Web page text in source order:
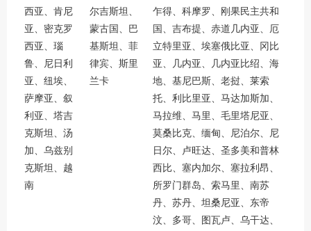
西亚、肯尼
亚、密克罗
西亚、瑙
鲁、尼日利
亚、纽埃、
萨摩亚、叙
利亚、塔吉
克斯坦、汤
加、乌兹别
克斯坦、越
南
尔吉斯坦、
蒙古国、巴
基斯坦、菲
律宾、斯里
兰卡
乍得、科摩罗、刚果民主共和
国、吉布提、赤道几内亚、厄
立特里亚、埃塞俄比亚、冈比
亚、几内亚、几内亚比绍、海
地、基尼巴斯、老挝、莱索
托、利比里亚、马达加斯加、
马拉维、马里、毛里塔尼亚、
莫桑比克、缅甸、尼泊尔、尼
日尔、卢旺达、圣多美和普林
西比、塞内加尔、塞拉利昂、
所罗门群岛、索马里、南苏
丹、苏丹、坦桑尼亚、东帝
汶、多哥、图瓦卢、乌干达、